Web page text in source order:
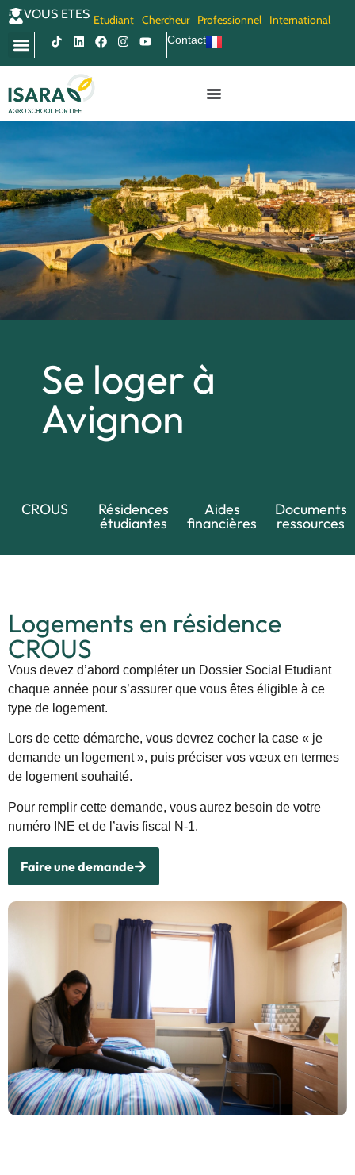
VOUS ETES Etudiant Chercheur Professionnel International
Contact
Se loger à
Avignon
CROUS Résidences
étudiantes​
Aides
financières
Documents
ressources​
Logements en résidence
CROUS
Vous devez d’abord compléter un Dossier Social Etudiant
chaque année pour s’assurer que vous êtes éligible à ce
type de logement.
Lors de cette démarche, vous devrez cocher la case « je
demande un logement », puis préciser vos vœux en termes
de logement souhaité.
Pour remplir cette demande, vous aurez besoin de votre
numéro INE et de l’avis fiscal N-1.
Faire une demande